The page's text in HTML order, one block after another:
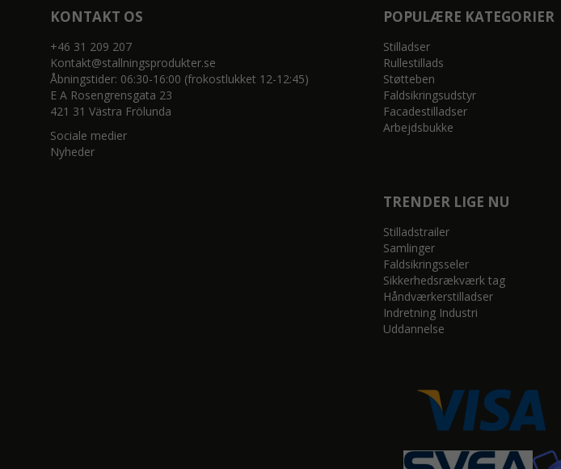
KONTAKT OS
+46 31 209 207
Kontakt@stallningsprodukter.se
Åbningstider: 06:30-16:00 (frokostlukket 12-12:45)
E A Rosengrensgata 23
421 31 Västra Frölunda
Sociale medier
Nyheder
POPULÆRE KATEGORIER
Stilladser
Rullestillads
Støtteben
Faldsikringsudstyr
Facadestilladser
Arbejdsbukke
TRENDER LIGE NU
Stilladstrailer
Samlinger
Faldsikringsseler
Sikkerhedsrækværk tag
Håndværkerstilladser
Indretning Industri
Uddannelse